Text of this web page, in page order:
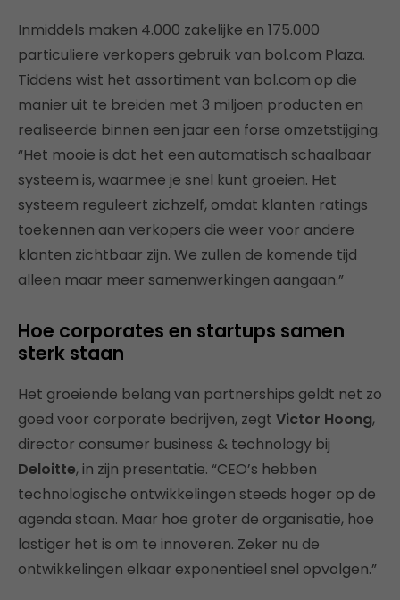
Inmiddels maken 4.000 zakelijke en 175.000
particuliere verkopers gebruik van bol.com Plaza.
Tiddens wist het assortiment van bol.com op die
manier uit te breiden met 3 miljoen producten en
realiseerde binnen een jaar een forse omzetstijging.
“Het mooie is dat het een automatisch schaalbaar
systeem is, waarmee je snel kunt groeien. Het
systeem reguleert zichzelf, omdat klanten ratings
toekennen aan verkopers die weer voor andere
klanten zichtbaar zijn. We zullen de komende tijd
alleen maar meer samenwerkingen aangaan.”
Hoe corporates en startups samen
sterk staan
Het groeiende belang van partnerships geldt net zo
goed voor corporate bedrijven, zegt Victor Hoong,
director consumer business & technology bij
Deloitte, in zijn presentatie. “CEO’s hebben
technologische ontwikkelingen steeds hoger op de
agenda staan. Maar hoe groter de organisatie, hoe
lastiger het is om te innoveren. Zeker nu de
ontwikkelingen elkaar exponentieel snel opvolgen.”